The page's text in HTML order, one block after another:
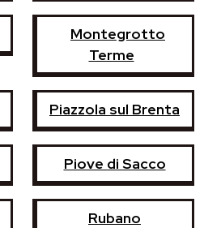
Montegrotto
Terme
Piazzola sul Brenta
Piove di Sacco
Rubano